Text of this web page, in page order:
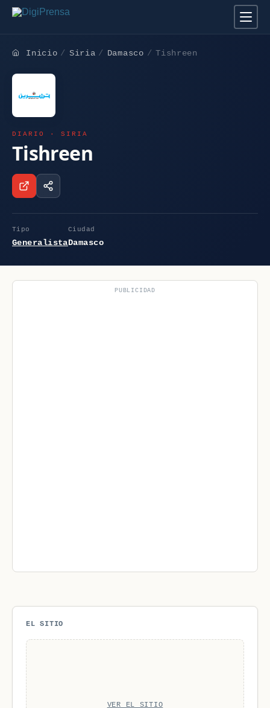
Inicio Siria Damasco Tishreen
DIARIO · SIRIA
Tishreen
Tipo
Generalista
Ciudad
Damasco
PUBLICIDAD
EL SITIO
VER EL SITIO